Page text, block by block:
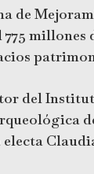
de
del